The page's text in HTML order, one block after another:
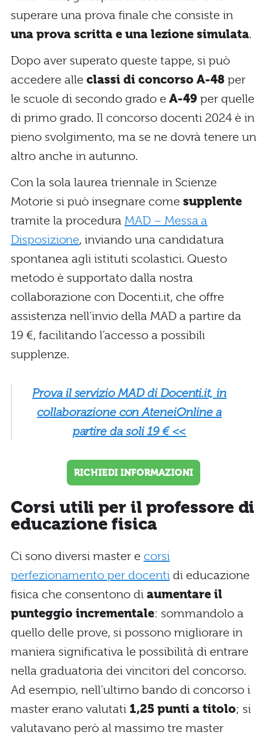
superare una prova finale che consiste in
una prova scritta e una lezione simulata.
Dopo aver superato queste tappe, si può
accedere alle classi di concorso A-48 per
le scuole di secondo grado e A-49 per quelle
di primo grado. Il concorso docenti 2024 è in
pieno svolgimento, ma se ne dovrà tenere un
altro anche in autunno.
Con la sola laurea triennale in Scienze
Motorie si può insegnare come supplente
tramite la procedura MAD – Messa a
Disposizione, inviando una candidatura
spontanea agli istituti scolastici. Questo
metodo è supportato dalla nostra
collaborazione con Docenti.it, che offre
assistenza nell’invio della MAD a partire da
19 €, facilitando l’accesso a possibili
supplenze.
Prova il servizio MAD di Docenti.it, in
collaborazione con AteneiOnline a
partire da soli 19 € <<
RICHIEDI INFORMAZIONI
Corsi utili per il professore di
educazione fisica
Ci sono diversi master e corsi
perfezionamento per docentidi educazione
fisica che consentono di aumentare il
punteggio incrementale: sommandolo a
quello delle prove, si possono migliorare in
maniera significativa le possibilità di entrare
nella graduatoria dei vincitori del concorso.
Ad esempio, nell’ultimo bando di concorso i
master erano valutati 1,25 punti a titolo; si
valutavano però al massimo tre master